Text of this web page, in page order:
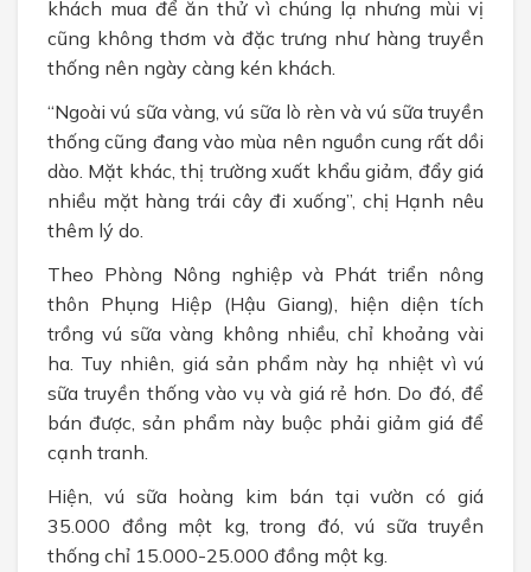
khách mua để ăn thử vì chúng lạ nhưng mùi vị
cũng không thơm và đặc trưng như hàng truyền
thống nên ngày càng kén khách.
“Ngoài vú sữa vàng, vú sữa lò rèn và vú sữa truyền
thống cũng đang vào mùa nên nguồn cung rất dồi
dào. Mặt khác, thị trường xuất khẩu giảm, đẩy giá
nhiều mặt hàng trái cây đi xuống”, chị Hạnh nêu
thêm lý do.
Theo Phòng Nông nghiệp và Phát triển nông
thôn Phụng Hiệp (Hậu Giang), hiện diện tích
trồng vú sữa vàng không nhiều, chỉ khoảng vài
ha. Tuy nhiên, giá sản phẩm này hạ nhiệt vì vú
sữa truyền thống vào vụ và giá rẻ hơn. Do đó, để
bán được, sản phẩm này buộc phải giảm giá để
cạnh tranh.
Hiện, vú sữa hoàng kim bán tại vườn có giá
35.000 đồng một kg, trong đó, vú sữa truyền
thống chỉ 15.000-25.000 đồng một kg.